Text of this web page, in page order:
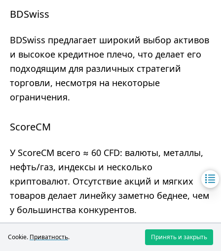
BDSwiss
BDSwiss предлагает широкий выбор активов
и высокое кредитное плечо, что делает его
подходящим для различных стратегий
торговли, несмотря на некоторые
ограничения.
ScoreCM
У ScoreCM всего ≈ 60 CFD: валюты, металлы,
нефть/газ, индексы и несколько
криптовалют. Отсутствие акций и мягких
товаров делает линейку заметно беднее, чем
у большинства конкурентов.
Преимущества
Cookie. Приватность. Принять и закрыть